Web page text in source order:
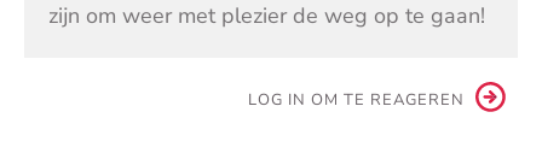
zijn om weer met plezier de weg op te gaan!
LOG IN OM TE REAGEREN